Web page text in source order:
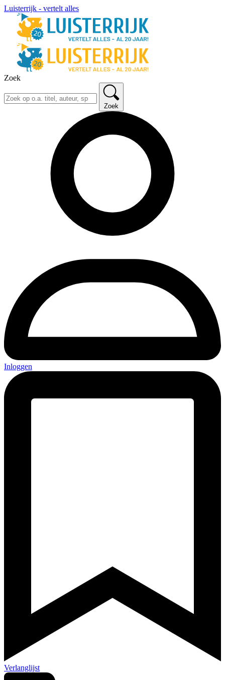
Luisterrijk - vertelt alles
Zoek
Zoek
Inloggen
Verlanglijst